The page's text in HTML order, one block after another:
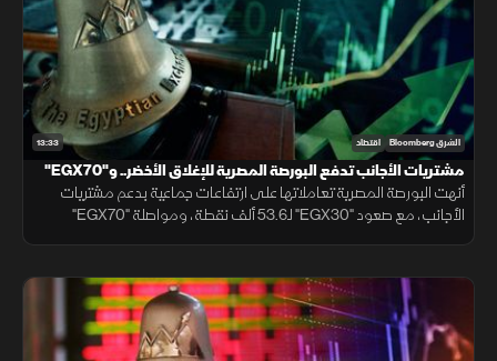
13:33 الشرق Bloomberg اقتصاد
مشتريات الأجانب تدفع البورصة المصرية للإغلاق الأخضر.. و"EGX70"
يتألق
أنهت البورصة المصرية تعاملاتها على ارتفاعات جماعية بدعم مشتريات
الأجانب، مع صعود "EGX30" لـ53.6 ألف نقطة، ومواصلة "EGX70"